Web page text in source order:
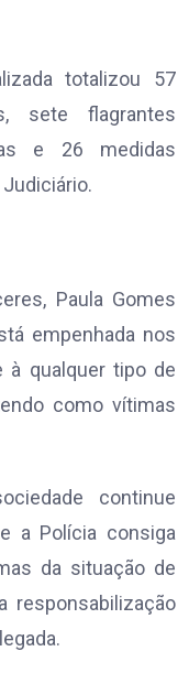
totalizou 57
sete flagrantes
e 26 medidas
Paula Gomes
empenhada nos
qualquer tipo de
como vítimas
continue
a Polícia consiga
da situação de
responsabilização